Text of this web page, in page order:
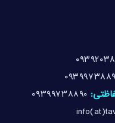
۰۹۳۹۹۷۳۸۸۹۰